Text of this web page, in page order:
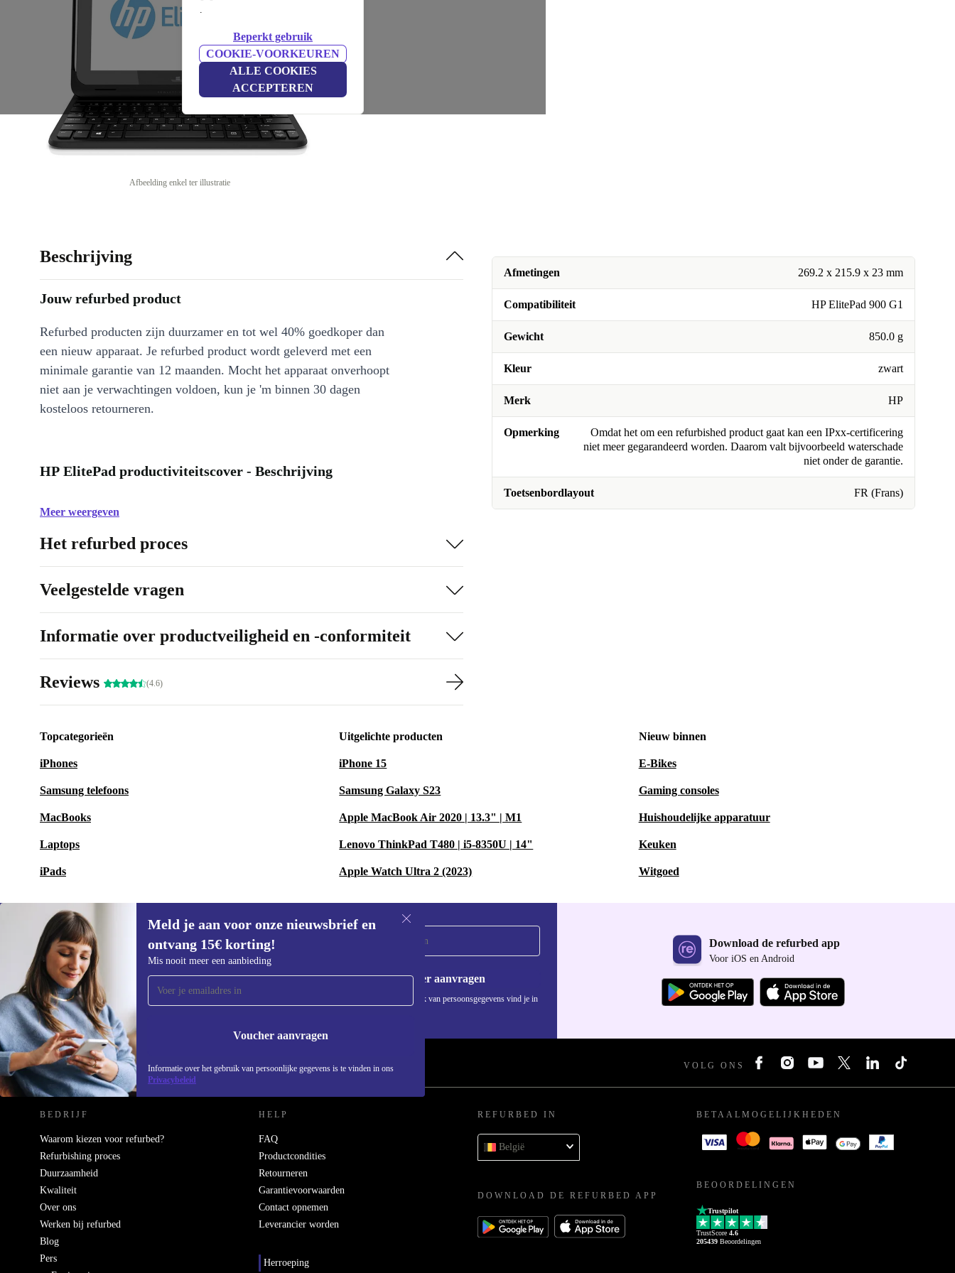
.
Beperkt gebruik
COOKIE-VOORKEUREN
ALLE COOKIES
ACCEPTEREN
Afbeelding enkel ter illustratie
Afmetingen 269.2 x 215.9 x 23 mm
Compatibiliteit HP ElitePad 900 G1
Gewicht 850.0 g
Kleur zwart
Merk HP
Opmerking
Omdat het om een refurbished product gaat kan een IPxx-certificering
niet meer gegarandeerd worden. Daarom valt bijvoorbeeld waterschade
niet onder de garantie.
Toetsenbordlayout FR (Frans)
Beschrijving
Jouw refurbed product
Refurbed producten zijn duurzamer en tot wel 40% goedkoper dan
een nieuw apparaat. Je refurbed product wordt geleverd met een
minimale garantie van 12 maanden. Mocht het apparaat onverhoopt
niet aan je verwachtingen voldoen, kun je 'm binnen 30 dagen
kosteloos retourneren.
HP ElitePad productiviteitscover - Beschrijving
Meer weergeven
Het refurbed proces
Veelgestelde vragen
Informatie over productveiligheid en -conformiteit
Reviews (4.6)
Topcategorieën
iPhones
Samsung telefoons
MacBooks
Laptops
iPads
Uitgelichte producten
iPhone 15
Samsung Galaxy S23
Apple MacBook Air 2020 | 13.3" | M1
Lenovo ThinkPad T480 | i5-8350U | 14"
Apple Watch Ultra 2 (2023)
Nieuw binnen
E-Bikes
Gaming consoles
Huishoudelijke apparatuur
Keuken
Witgoed
Meld je aan voor onze nieuwsbrief en
ontvang 15€ korting!
Mis nooit meer een aanbieding
Voucher aanvragen
Informatie over het gebruik van persoonlijke gegevens is te vinden in ons
Privacybeleid
Meld je aan voor onze nieuwsbrief en
ontvang €15 korting!
Mis nooit meer een aanbieding.
Voucher aanvragen
Informatie over het gebruik van persoonsgegevens vind je in
Download de refurbed app
Voor iOS en Android
REFURBED NEDERLAND - RETHINK NEW. VOLG ONS
BEDRIJF
Waarom kiezen voor refurbed?
Refurbishing proces
Duurzaamheid
Kwaliteit
Over ons
Werken bij refurbed
Blog
Pers
HELP
FAQ
Productcondities
Retourneren
Garantievoorwaarden
Contact opnemen
Leverancier worden
Herroeping
REFURBED IN
België
DOWNLOAD DE REFURBED APP
BETAALMOGELIJKHEDEN
BEOORDELINGEN
Trustpilot
TrustScore 4.6
205439 Beoordelingen